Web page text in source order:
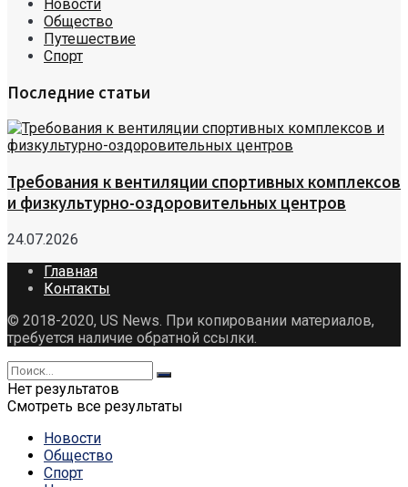
Новости
Общество
Путешествие
Спорт
Последние статьи
Требования к вентиляции спортивных комплексов
и физкультурно-оздоровительных центров
24.07.2026
Главная
Контакты
© 2018-2020, US News. При копировании материалов,
требуется наличие обратной ссылки.
Нет результатов
Смотреть все результаты
Новости
Общество
Спорт